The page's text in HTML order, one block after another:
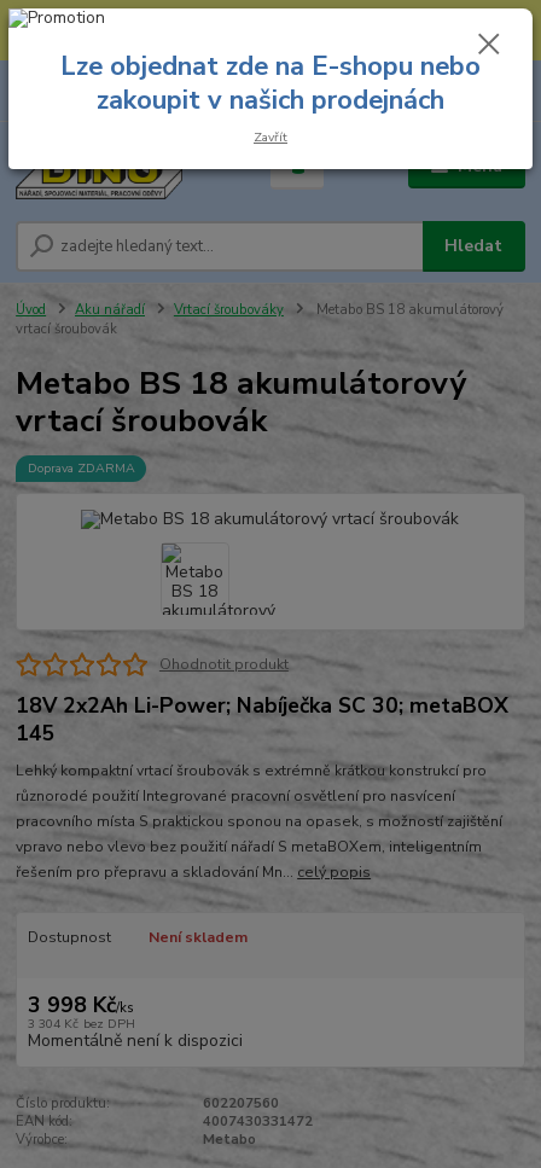
--- Spojovací materiál: 774 431 045 --- Prodejna nářadí: 731 449 423 --
Menu
Hledat
8.00 hod. - 16.00 hod.
za
Úvod Aku nářadí Vrtací šroubováky
Metabo BS 18 akumulátorový
vrtací šroubovák
Metabo BS 18 akumulátorový
vrtací šroubovák
Doprava ZDARMA
Ohodnotit produkt
18V 2x2Ah Li-Power; Nabíječka SC 30; metaBOX
145
Lehký kompaktní vrtací šroubovák s extrémně krátkou konstrukcí pro
různorodé použití Integrované pracovní osvětlení pro nasvícení
pracovního místa S praktickou sponou na opasek, s možností zajištění
vpravo nebo vlevo bez použití nářadí S metaBOXem, inteligentním
řešením pro přepravu a skladování Mn... celý popis
Dostupnost Není skladem
3 998 Kč/ks
3 304 Kč bez DPH
Momentálně není k dispozici
Číslo produktu:
602207560
EAN kód:
4007430331472
Výrobce:
Metabo
Lze objednat zde na E-shopu nebo
zakoupit v našich prodejnách
Zavřít